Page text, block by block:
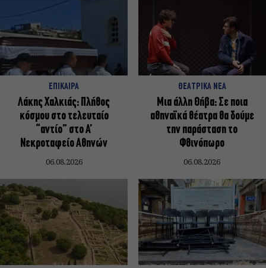
ΕΠΙΚΑΙΡΑ
Λάκης Χαλκιάς: Πλήθος
κόσμου στο τελευταίο
“αντίο” στο Α’
Νεκροταφείο Αθηνών
06.08.2026
ΘΕΑΤΡΙΚΑ ΝΕΑ
Μια άλλη Θήβα: Σε ποια
αθηναϊκά θέατρα θα δούμε
την παράσταση το
Φθινόπωρο
06.08.2026